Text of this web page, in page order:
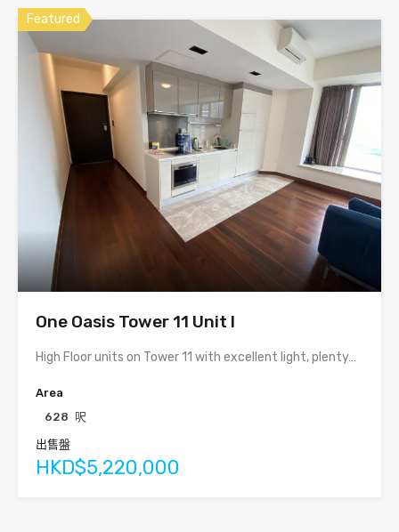
Featured
One Oasis Tower 11 Unit I
High Floor units on Tower 11 with excellent light, plenty…
Area
628
呎
出售盤
HKD$5,220,000